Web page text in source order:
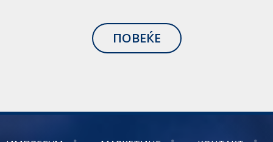
ПОВЕЌЕ